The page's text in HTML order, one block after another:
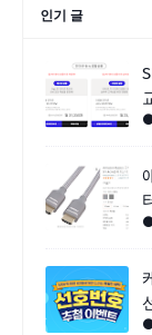
인기 글